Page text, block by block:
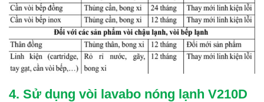
4. Sử dụng vòi lavabo nóng lạnh V210D